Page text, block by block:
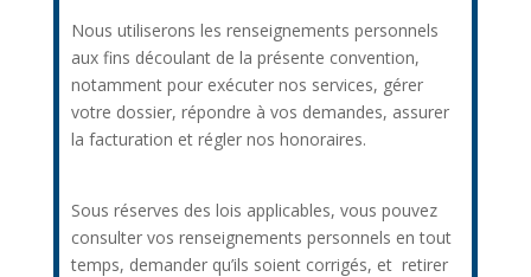
Nous utiliserons les renseignements personnels
aux fins découlant de la présente convention,
notamment pour exécuter nos services, gérer
votre dossier, répondre à vos demandes, assurer
la facturation et régler nos honoraires.
Sous réserves des lois applicables, vous pouvez
consulter vos renseignements personnels en tout
temps, demander qu’ils soient corrigés, et retirer